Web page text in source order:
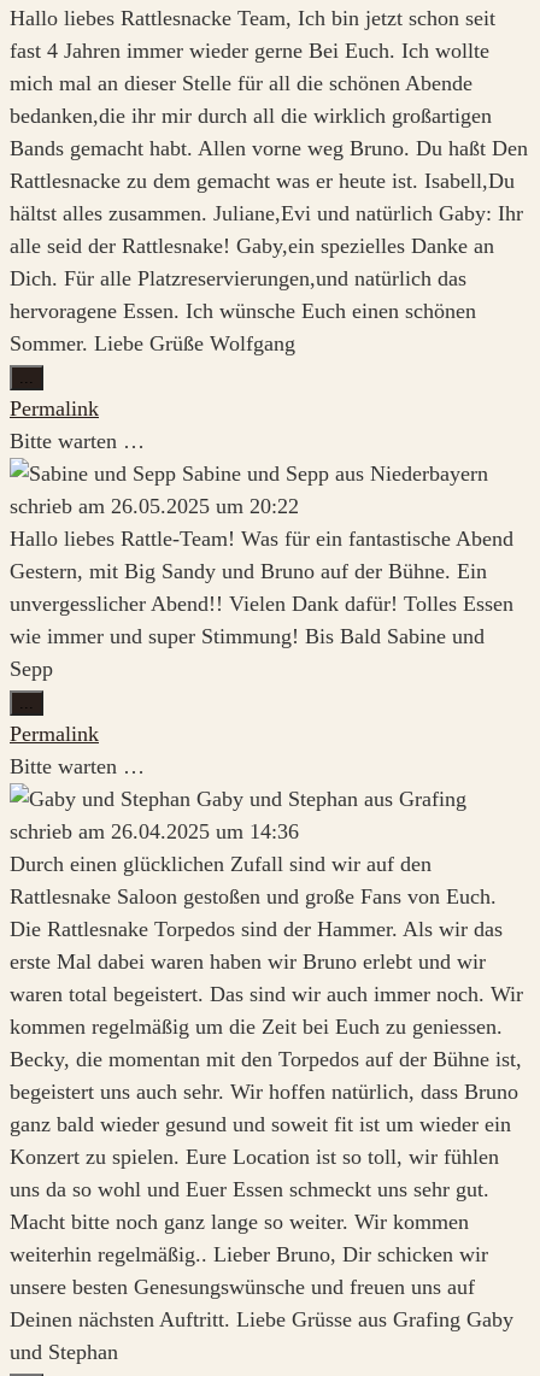
Hallo liebes Rattlesnacke Team, Ich bin jetzt schon seit
fast 4 Jahren immer wieder gerne Bei Euch. Ich wollte
mich mal an dieser Stelle für all die schönen Abende
bedanken,die ihr mir durch all die wirklich großartigen
Bands gemacht habt. Allen vorne weg Bruno. Du haßt Den
Rattlesnacke zu dem gemacht was er heute ist. Isabell,Du
hältst alles zusammen. Juliane,Evi und natürlich Gaby: Ihr
alle seid der Rattlesnake! Gaby,ein spezielles Danke an
Dich. Für alle Platzreservierungen,und natürlich das
hervoragene Essen. Ich wünsche Euch einen schönen
Sommer. Liebe Grüße Wolfgang
...
Metabox
ein-/ausblenden.
Permalink
Bitte warten …
Sabine und Sepp aus Niederbayern
schrieb am 26.05.2025 um 20:22
Hallo liebes Rattle-Team! Was für ein fantastische Abend
Gestern, mit Big Sandy und Bruno auf der Bühne. Ein
unvergesslicher Abend!! Vielen Dank dafür! Tolles Essen
wie immer und super Stimmung! Bis Bald Sabine und
Sepp
...
Metabox
ein-/ausblenden.
Permalink
Bitte warten …
Gaby und Stephan aus Grafing
schrieb am 26.04.2025 um 14:36
Durch einen glücklichen Zufall sind wir auf den
Rattlesnake Saloon gestoßen und große Fans von Euch.
Die Rattlesnake Torpedos sind der Hammer. Als wir das
erste Mal dabei waren haben wir Bruno erlebt und wir
waren total begeistert. Das sind wir auch immer noch. Wir
kommen regelmäßig um die Zeit bei Euch zu geniessen.
Becky, die momentan mit den Torpedos auf der Bühne ist,
begeistert uns auch sehr. Wir hoffen natürlich, dass Bruno
ganz bald wieder gesund und soweit fit ist um wieder ein
Konzert zu spielen. Eure Location ist so toll, wir fühlen
uns da so wohl und Euer Essen schmeckt uns sehr gut.
Macht bitte noch ganz lange so weiter. Wir kommen
weiterhin regelmäßig.. Lieber Bruno, Dir schicken wir
unsere besten Genesungswünsche und freuen uns auf
Deinen nächsten Auftritt. Liebe Grüsse aus Grafing Gaby
und Stephan